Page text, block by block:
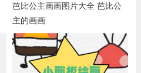
芭比公主画画图片大全 芭比公
主的画画